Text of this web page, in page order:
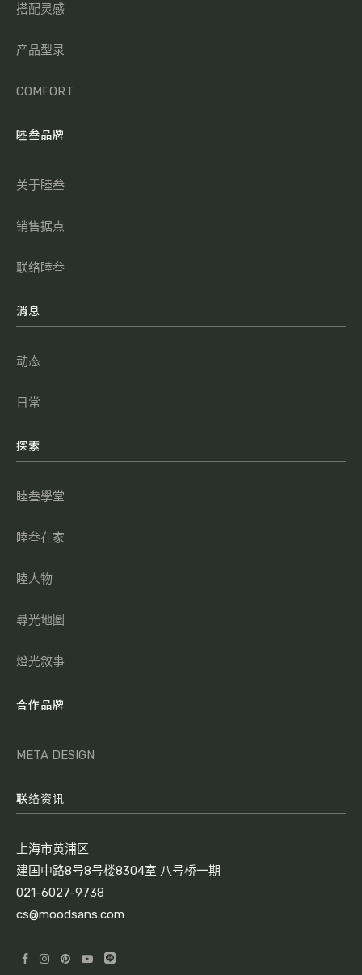
搭配灵感
产品型录
COMFORT
睦叁品牌
关于睦叁
销售据点
联络睦叁
消息
动态
日常
探索
睦叁學堂
睦叁在家
睦人物
尋光地圖
燈光敘事
合作品牌
META DESIGN
联络资讯
上海市黄浦区
建国中路8号8号楼8304室 八号桥一期
021-6027-9738
cs@moodsans.com